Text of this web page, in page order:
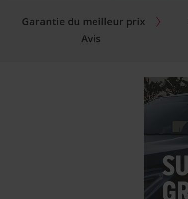
Garantie du meilleur prix
Avis